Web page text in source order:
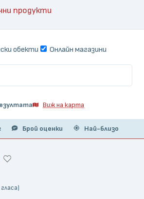
продукти
обекти Онлайн магазини
Виж на карта
Брой оценки Най-близо